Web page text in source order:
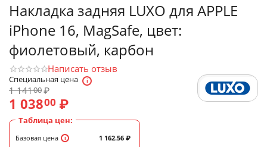
Накладка задняя LUXO для APPLE
iPhone 16, MagSafe, цвет:
фиолетовый, карбон
Написать отзыв
Специальная цена
1 14100₽
1 03800 ₽
Таблица цен:
Базовая цена 1 162.56 ₽